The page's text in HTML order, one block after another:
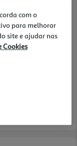
com o
para melhorar
site e ajudar nas
Cookies